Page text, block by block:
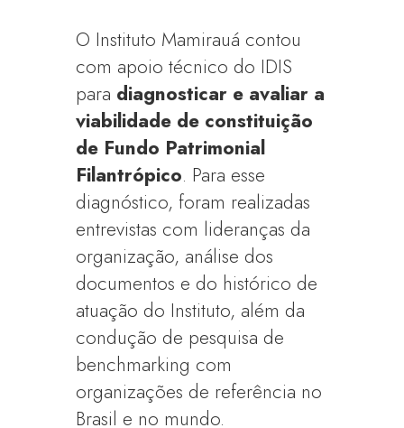
O Instituto Mamirauá contou
com apoio técnico do IDIS
para diagnosticar e avaliar a
viabilidade de constituição
de Fundo Patrimonial
Filantrópico. Para esse
diagnóstico, foram realizadas
entrevistas com lideranças da
organização, análise dos
documentos e do histórico de
atuação do Instituto, além da
condução de pesquisa de
benchmarking com
organizações de referência no
Brasil e no mundo.